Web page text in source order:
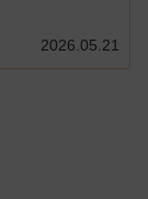
2026.05.21